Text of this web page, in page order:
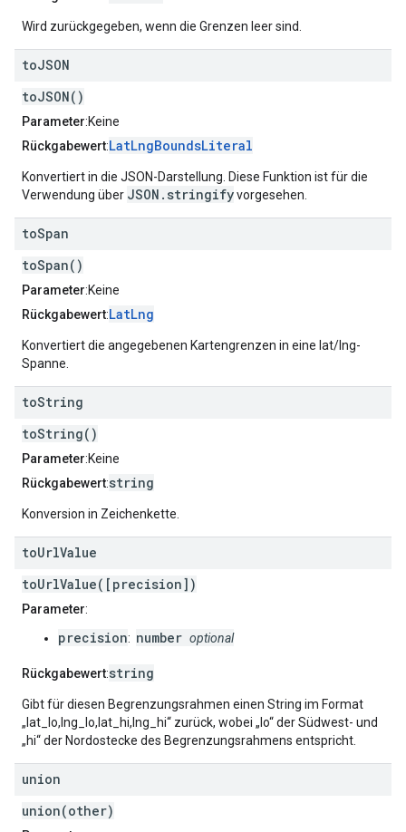
Wird zurückgegeben, wenn die Grenzen leer sind.
toJSON
toJSON()
Parameter:Keine
Rückgabewert:LatLngBoundsLiteral
Konvertiert in die JSON-Darstellung. Diese Funktion ist für die
Verwendung über JSON.stringifyvorgesehen.
toSpan
toSpan()
Parameter:Keine
Rückgabewert:LatLng
Konvertiert die angegebenen Kartengrenzen in eine lat/lng-
Spanne.
toString
toString()
Parameter:Keine
Rückgabewert:string
Konversion in Zeichenkette.
toUrlValue
toUrlValue([precision])
Parameter:
precision: number optional
Rückgabewert:string
Gibt für diesen Begrenzungsrahmen einen String im Format
„lat_lo,lng_lo,lat_hi,lng_hi“ zurück, wobei „lo“ der Südwest- und
„hi“ der Nordostecke des Begrenzungsrahmens entspricht.
union
union(other)